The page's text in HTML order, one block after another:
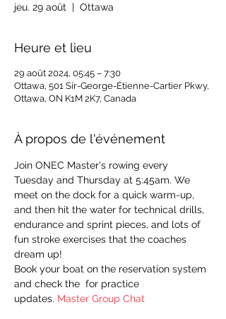
jeu. 29 août
  |
Ottawa
Heure et lieu
29 août 2024, 05:45 – 7:30
Ottawa, 501 Sir-George-Étienne-Cartier Pkwy,
Ottawa, ON K1M 2K7, Canada
À propos de l'événement
Join ONEC Master's rowing every
Tuesday and Thursday at 5:45am. We
meet on the dock for a quick warm-up,
and then hit the water for technical drills,
endurance and sprint pieces, and lots of
fun stroke exercises that the coaches
dream up!
Book your boat on the reservation system
and check the for practice
updates. Master Group Chat